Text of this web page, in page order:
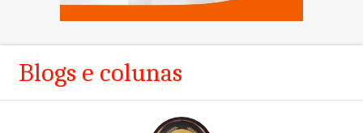
Blogs e colunas